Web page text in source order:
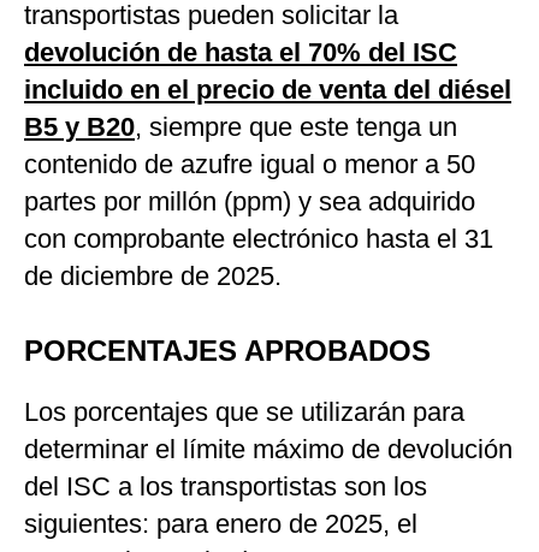
transportistas pueden solicitar la
devolución de hasta el 70% del ISC
incluido en el precio de venta del diésel
B5 y B20, siempre que este tenga un
contenido de azufre igual o menor a 50
partes por millón (ppm) y sea adquirido
con comprobante electrónico hasta el 31
de diciembre de 2025.
PORCENTAJES APROBADOS
Los porcentajes que se utilizarán para
determinar el límite máximo de devolución
del ISC a los transportistas son los
siguientes: para enero de 2025, el